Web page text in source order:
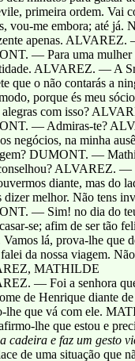
primeira ordem. Vai
vou-me embora; até já.
apenas. ALVAREZ.
— Para uma mulher
ALVAREZ. — A
que o não contarás a
porque és meu
alegras com isso?
— Admiras-te?
negócios, na minha
DUMONT. —
ALVAREZ.
diante, mas do
dizer melhor. Não tens
— Sim! no dia do
se; afim de ser tão
Vamos lá, prova-lhe que
da nossa viagem.
MATHILDE
— Foi a senhora
de Henrique diante
lhe que vá com ele.
lhe que estou e
cadeira e faz um gesto
de uma situação que